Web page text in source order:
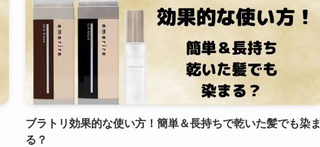
ブラトリ効果的な使い方！簡単＆長持ちで乾いた髪でも染ま
る？